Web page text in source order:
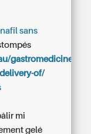
sans
gastromedicine-
of/
mi
gelé